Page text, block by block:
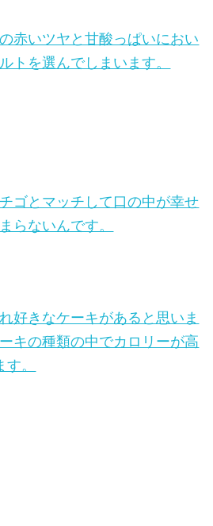
赤いツヤと甘酸っぱいにおい
トを選んでしまいます。
ゴとマッチして口の中が幸せ
らないんです。
好きなケーキがあると思いま
キの種類の中でカロリーが高
。